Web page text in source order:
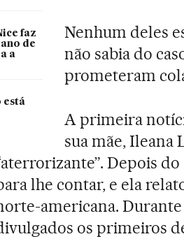
faz
de
a
está
Nenhum deles
não sabia do
prometeram
A primeira
sua mãe, Ileana
Depois
lhe contar, e ela
americana.
os primeiros